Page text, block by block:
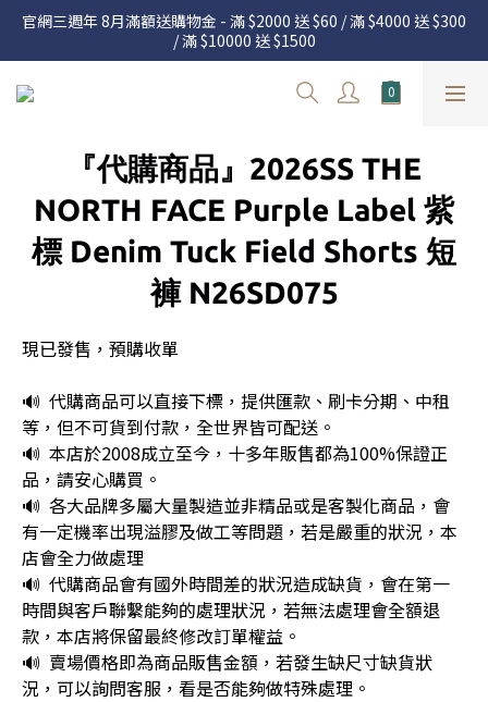
官網三週年 8月滿額送購物金 - 滿 $2000 送 $60 / 滿 $4000 送 $300
/ 滿 $10000 送 $1500
官網三週年 8月滿額送購物金 - 滿 $2000 送 $60 / 滿 $4000 送 $300
/ 滿 $10000 送 $1500
7.22 – 8.13 日本連線中，絕對讓你買到爆
度請詳閱公告
官網三週年 8月滿額送購物金 - 滿 $2000 送 $60 / 滿 $4000 送 $300
/ 滿 $10000 送 $1500
『代購商品』2026SS THE
NORTH FACE Purple Label 紫
標 Denim Tuck Field Shorts 短
褲 N26SD075
現已發售，預購收單
🔊  代購商品可以直接下標，提供匯款、刷卡分期、中租
等，但不可貨到付款，全世界皆可配送。
🔊  本店於2008成立至今，十多年販售都為100%保證正
品，請安心購買。
🔊  各大品牌多屬大量製造並非精品或是客製化商品，會
有一定機率出現溢膠及做工等問題，若是嚴重的狀況，本
店會全力做處理
🔊  代購商品會有國外時間差的狀況造成缺貨，會在第一
時間與客戶聯繫能夠的處理狀況，若無法處理會全額退
款，本店將保留最終修改訂單權益。
🔊  賣場價格即為商品販售金額，若發生缺尺寸缺貨狀
況，可以詢問客服，看是否能夠做特殊處理。